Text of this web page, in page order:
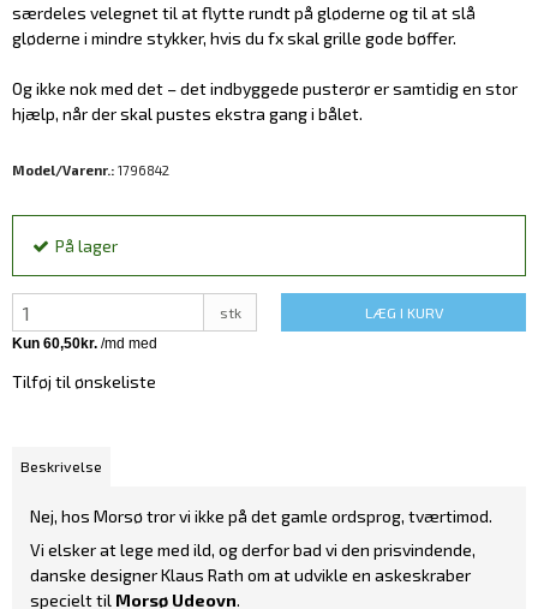
særdeles velegnet til at flytte rundt på gløderne og til at slå
gløderne i mindre stykker, hvis du fx skal grille gode bøffer.
Og ikke nok med det – det indbyggede pusterør er samtidig en stor
hjælp, når der skal pustes ekstra gang i bålet.
Model/Varenr.: 1796842
På lager
stk LÆG I KURV
Tilføj til ønskeliste
Beskrivelse
Nej, hos Morsø tror vi ikke på det gamle ordsprog, tværtimod.
Vi elsker at lege med ild, og derfor bad vi den prisvindende,
danske designer Klaus Rath om at udvikle en askeskraber
specielt til Morsø Udeovn.